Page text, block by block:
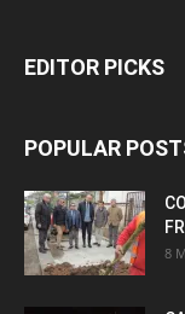
EDITOR PICKS
POPULAR
8